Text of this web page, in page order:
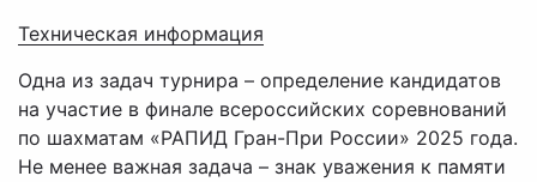
Техническая информация
Одна из задач турнира – определение кандидатов
на участие в финале всероссийских соревнований
по шахматам «РАПИД Гран-При России» 2025 года.
Не менее важная задача – знак уважения к памяти